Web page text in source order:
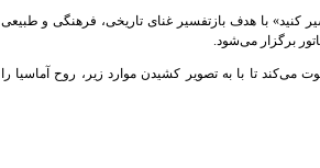
کنید» با هدف بازتفسیر غنای تاریخی، فرهنگی و طبیعی
برگزار می‌شود.
می‌کند تا با به تصویر کشیدن موارد زیر، روح آماسیا را